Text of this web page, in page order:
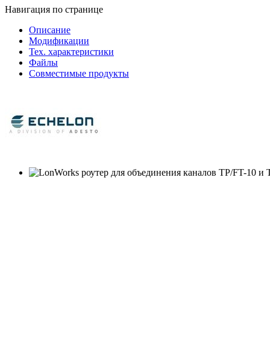
Навигация по странице
Описание
Модификации
Тех. характеристики
Файлы
Совместимые продукты